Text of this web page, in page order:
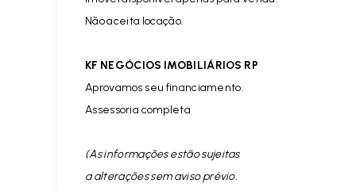
Não aceita locação.
KF NEGÓCIOS IMOBILIÁRIOS RP
Aprovamos seu financiamento.
Assessoria completa
(As informações estão sujeitas
a alterações sem aviso prévio.